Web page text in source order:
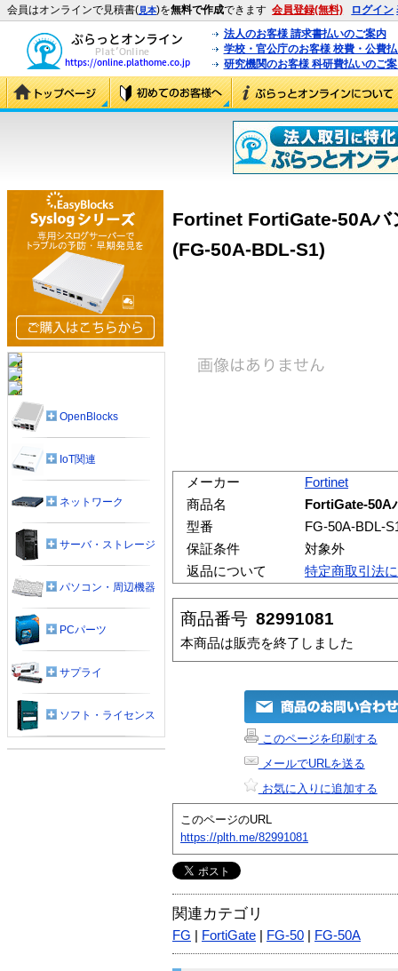
会員はオンラインで見積書(見本)を無料で作成できます 会員登録(無料) ログイン
法人のお客様 請求書払いのご案内
学校・官公庁のお客様 校費・公費
研究機関のお客様 科研費払いのご
Fortinet FortiGate-50Aバ
(FG-50A-BDL-S1)
メーカー
Fortinet
商品名
FortiGate-50A
型番
FG-50A-BDL-
保証条件
対象外
返品について
特定商取引法
商品番号 82991081
本商品は販売を終了しました
このページを印刷する
メールでURLを送る
お気に入りに追加する
このページのURL
https://plth.me/82991081
関連カテゴリ
FG FortiGate FG-50 FG-50A
OpenBlocks
IoT関連
ネットワーク
サーバ・ストレージ
パソコン・周辺機器
PCパーツ
サプライ
ソフト・ライセンス